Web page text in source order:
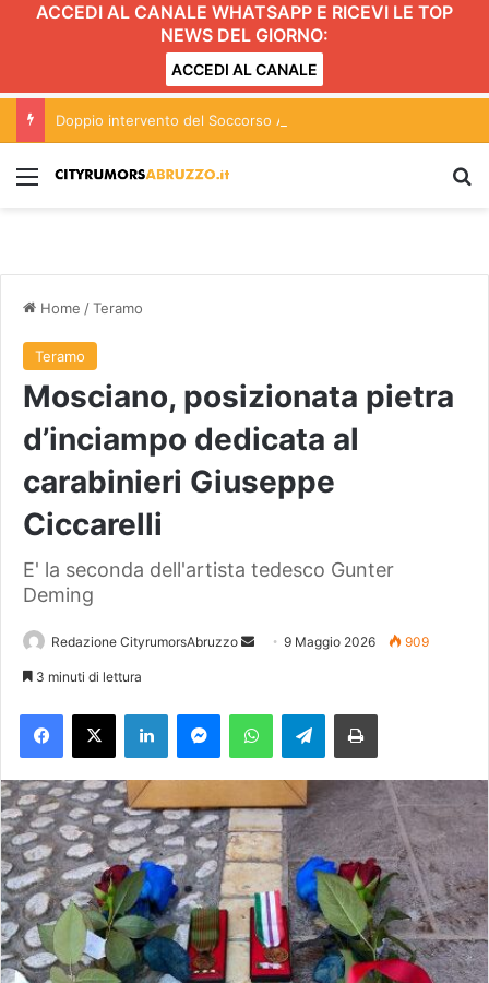
ACCEDI AL CANALE WHATSAPP E RICEVI LE TOP
NEWS DEL GIORNO:
ACCEDI AL CANALE
Menu
Home /Teramo
Teramo
Mosciano, posizionata pietra
d’inciampo dedicata al
carabinieri Giuseppe
Ciccarelli
E' la seconda dell'artista tedesco Gunter
Deming
Redazione CityrumorsAbruzzo
a
'
e
m
a
i
l
9 Maggio 2026 909
3 minuti di lettura
Telegram